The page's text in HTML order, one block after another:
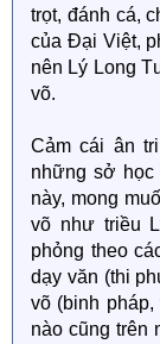
trọt, đánh cá,
của Đại Việt,
nên Lý Long
võ.
Cảm cái ân
những sở
này, mong
võ như triều
phỏng theo
dạy văn (thi
võ (binh pháp,
nào cũng trên